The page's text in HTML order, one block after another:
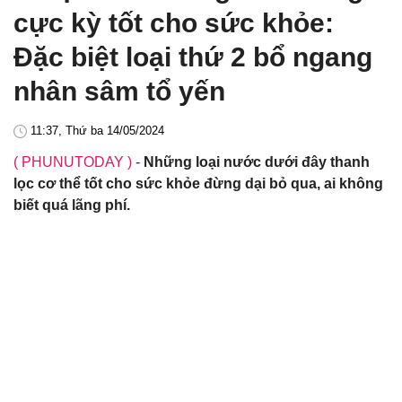
cực kỳ tốt cho sức khỏe:
Đặc biệt loại thứ 2 bổ ngang
nhân sâm tổ yến
11:37, Thứ ba 14/05/2024
( PHUNUTODAY ) - Những loại nước dưới đây thanh
lọc cơ thể tốt cho sức khỏe đừng dại bỏ qua, ai không
biết quá lãng phí.